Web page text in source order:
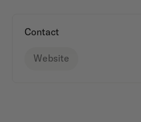
Contact
Website